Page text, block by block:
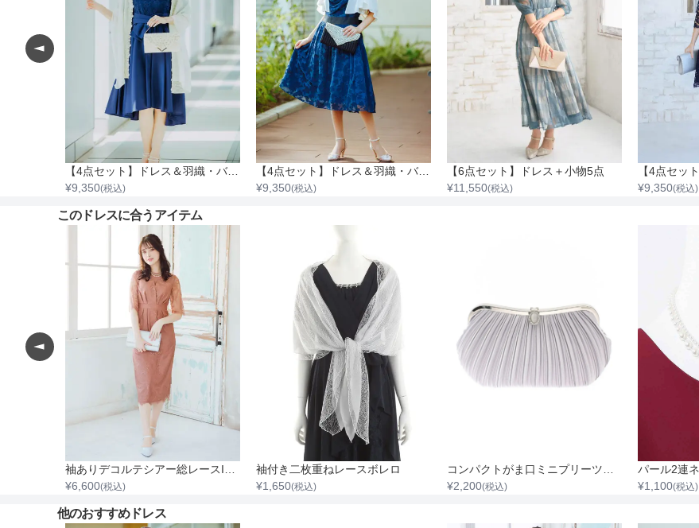
【4点セット】ドレス＆羽織・バック・ネックレス
¥9,350(税込)
【4点セット】ドレス＆羽織・バック・ネックレス
¥9,350(税込)
【6点セット】ドレス＋小物5点
¥11,550(税込)
¥9,350(税込)
このドレスに合うアイテム
¥6,600(税込)
袖付き二枚重ねレースボレロ
¥1,650(税込)
¥2,200(税込)
¥1,100(税込)
他のおすすめドレス